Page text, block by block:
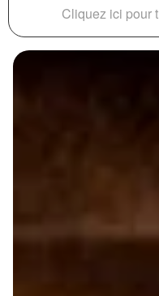
Cliquez ici pour